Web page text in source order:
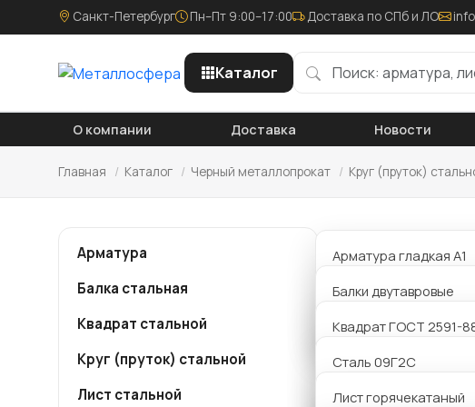
Санкт-Петербург Пн–Пт 9:00–17:00 Доставка по СПб и ЛО
Каталог
О компании Доставка Новости
Главная / Каталог / Черный металлопрокат / Круг (пруток)
Арматура
Арматура гладкая А1
Арматура рифленая А3
Арматура АТ800
Балка стальная
Балки двутавровые
Балки Б двутавровые
Балки К двутавровые
Балки Ш двутавровые
Квадрат стальной Квадрат ГОСТ 2591-
Круг (пруток) стальной
Сталь 09Г2С
Сталь 20
Лист стальной
Лист горячекатаный
Круг
Компания
мм ст20 по
или связаться с
сделаем для Вас